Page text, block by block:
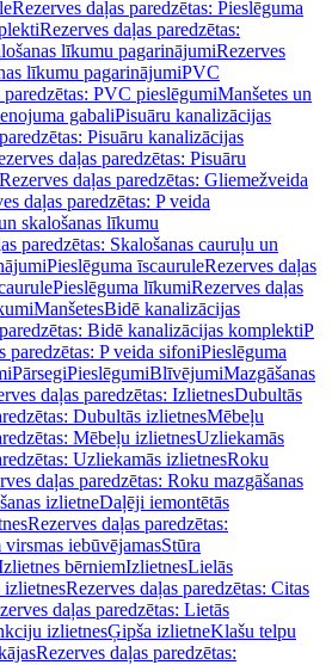
Rezerves daļas paredzētas: Pieslēguma
Rezerves daļas paredzētas:
līkumu pagarinājumiRezerves
līkumu pagarinājumiPVC
paredzētas: PVC pieslēgumiManšetes un
gabaliPisuāru kanalizācijas
Pisuāru kanalizācijas
daļas paredzētas: Pisuāru
Rezerves daļas paredzētas: Gliemežveida
daļas paredzētas: P veida
skalošanas līkumu
paredzētas: Skalošanas cauruļu un
Pieslēguma īscauruleRezerves daļas
Pieslēguma līkumiRezerves daļas
ManšetesBidē kanalizācijas
Bidē kanalizācijas komplektiP
paredzētas: P veida sifoniPieslēguma
PārsegiPieslēgumiBlīvējumiMazgāšanas
daļas paredzētas: IzlietnesDubultās
Dubultās izlietnesMēbeļu
Mēbeļu izlietnesUzliekamās
Uzliekamās izlietnesRoku
daļas paredzētas: Roku mazgāšanas
izlietneDaļēji iemontētās
Rezerves daļas paredzētas:
virsmas iebūvējamasStūra
bērniemIzlietnesLielās
izlietnesRezerves daļas paredzētas: Citas
daļas paredzētas: Lietās
izlietnesĢipša izlietneKlašu telpu
Rezerves daļas paredzētas: